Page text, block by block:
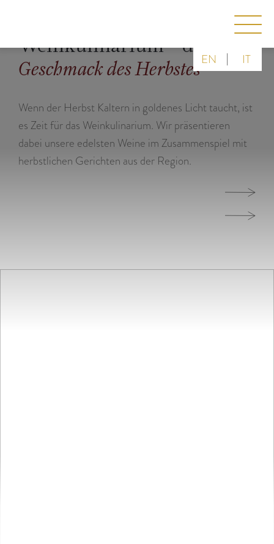
EN | IT
Weinkulinarium – der
Geschmack des Herbstes
Wenn der Herbst Kaltern in goldenes Licht taucht, ist
es Zeit für das Weinkulinarium. Wir präsentieren
dabei unsere edelsten Weine im Zusammenspiel mit
herbstlichen Gerichten aus der Region.